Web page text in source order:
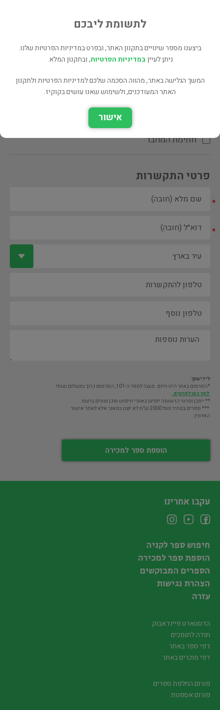
הקדשת המחבר\המתרגם
חתימת המחבר
פרטי התקשרות
*
*
לידיעתך:
*הפרסום באתר הינו חינם. מעבר לספר ה-101, הפרסום כרוך בתשלום שנתי
לחץ כאן לפרטים.
** ייתכן ופרטי הרשומה יופיעו באתרי חיפוש תוכן שונים ברשת
*** ספרים במחיר מעל 2000 ש"ח לא יוצגו במאגר אלא לאחר אישור
האדמין.
הוספת ספר למכירה
לתשומת ליבכם
ביצענו מספר שינויים בתקנון האתר, ובפרט במדיניות הפרטיות שלנו.
ניתן לעייןבמדיניות הפרטיות, ובתקנון המלא.
המשך הגלישה באתר, מהווה הסכמה שלכם למדיניות הפרטיות ולתקנון
האתר המעודכנים, ולשימוש שאנו עושים בקוקיז.
אישור
עקבו אחרינו
חיפוש ספר לקניה
הוספת ספר למכירה
הספרים המבוקשים
הצהרת נגישות
עזרה
הדסטארט פיינדאבוק
תודה לתומכים
דפי ספר באתר
דפי מוכרים באתר
פורום החלפת ספרים
פורום אספנות